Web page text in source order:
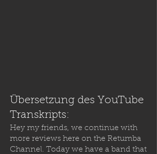
Übersetzung des YouTube
Transkripts:
Hey my friends, we continue with
more reviews here on the Retumba
Channel. Today we have a band that